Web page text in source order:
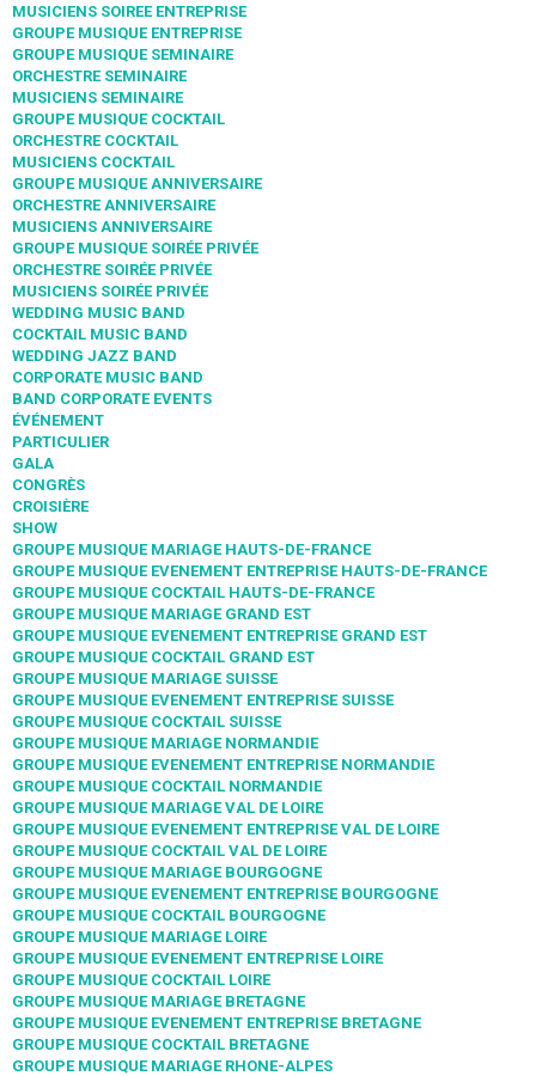
MUSICIENS SOIREE ENTREPRISE
GROUPE MUSIQUE ENTREPRISE
GROUPE MUSIQUE SEMINAIRE
ORCHESTRE SEMINAIRE
MUSICIENS SEMINAIRE
GROUPE MUSIQUE COCKTAIL
ORCHESTRE COCKTAIL
MUSICIENS COCKTAIL
GROUPE MUSIQUE ANNIVERSAIRE
ORCHESTRE ANNIVERSAIRE
MUSICIENS ANNIVERSAIRE
GROUPE MUSIQUE SOIRÉE PRIVÉE
ORCHESTRE SOIRÉE PRIVÉE
MUSICIENS SOIRÉE PRIVÉE
WEDDING MUSIC BAND
COCKTAIL MUSIC BAND
WEDDING JAZZ BAND
CORPORATE MUSIC BAND
BAND CORPORATE EVENTS
ÉVÉNEMENT
PARTICULIER
GALA
CONGRÈS
CROISIÈRE
SHOW
GROUPE MUSIQUE MARIAGE HAUTS-DE-FRANCE
GROUPE MUSIQUE EVENEMENT ENTREPRISE HAUTS-DE-FRANCE
GROUPE MUSIQUE COCKTAIL HAUTS-DE-FRANCE
GROUPE MUSIQUE MARIAGE GRAND EST
GROUPE MUSIQUE EVENEMENT ENTREPRISE GRAND EST
GROUPE MUSIQUE COCKTAIL GRAND EST
GROUPE MUSIQUE MARIAGE SUISSE
GROUPE MUSIQUE EVENEMENT ENTREPRISE SUISSE
GROUPE MUSIQUE COCKTAIL SUISSE
GROUPE MUSIQUE MARIAGE NORMANDIE
GROUPE MUSIQUE EVENEMENT ENTREPRISE NORMANDIE
GROUPE MUSIQUE COCKTAIL NORMANDIE
GROUPE MUSIQUE MARIAGE VAL DE LOIRE
GROUPE MUSIQUE EVENEMENT ENTREPRISE VAL DE LOIRE
GROUPE MUSIQUE COCKTAIL VAL DE LOIRE
GROUPE MUSIQUE MARIAGE BOURGOGNE
GROUPE MUSIQUE EVENEMENT ENTREPRISE BOURGOGNE
GROUPE MUSIQUE COCKTAIL BOURGOGNE
GROUPE MUSIQUE MARIAGE LOIRE
GROUPE MUSIQUE EVENEMENT ENTREPRISE LOIRE
GROUPE MUSIQUE COCKTAIL LOIRE
GROUPE MUSIQUE MARIAGE BRETAGNE
GROUPE MUSIQUE EVENEMENT ENTREPRISE BRETAGNE
GROUPE MUSIQUE COCKTAIL BRETAGNE
GROUPE MUSIQUE MARIAGE RHONE-ALPES